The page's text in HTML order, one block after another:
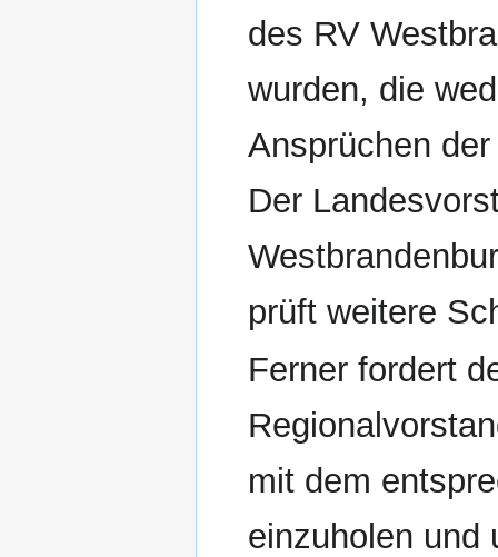
des RV
wurden, die
Ansprüchen
Der
prüft weitere
Ferner fordert
mit dem
einzuholen und